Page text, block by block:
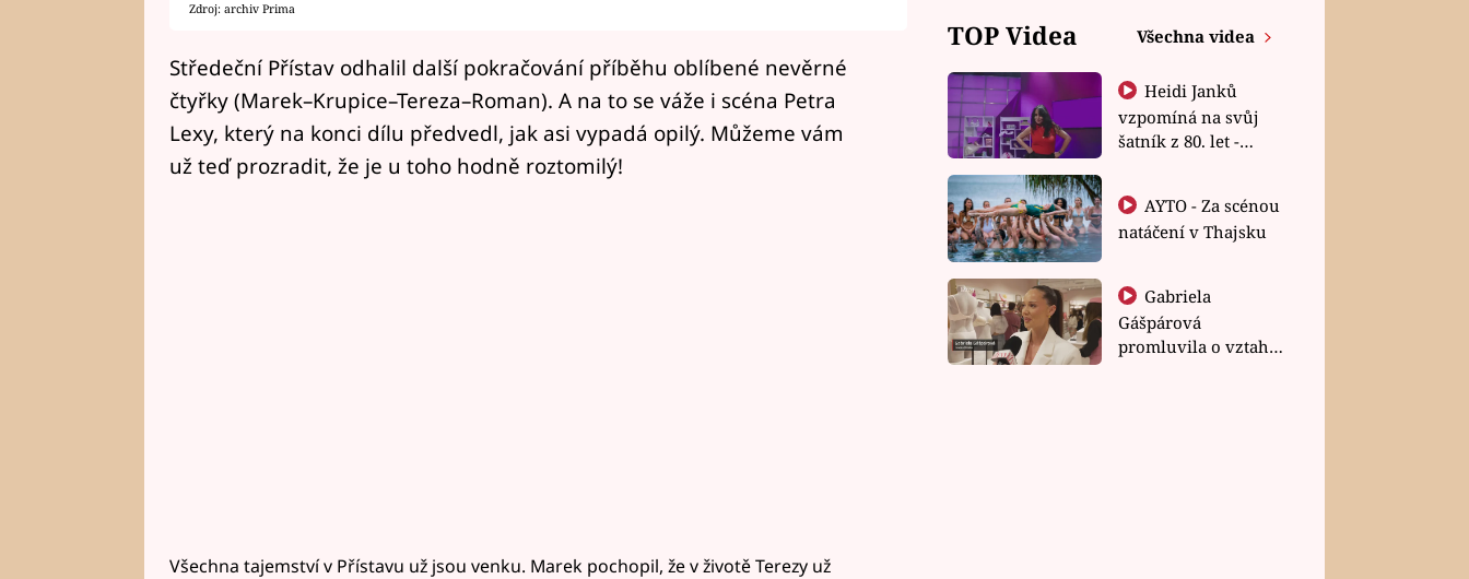
Zdroj: archiv Prima
Středeční Přístav odhalil další pokračování příběhu oblíbené nevěrné
čtyřky (Marek–Krupice–Tereza–Roman). A na to se váže i scéna Petra
Lexy, který na konci dílu předvedl, jak asi vypadá opilý. Můžeme vám
už teď prozradit, že je u toho hodně roztomilý!
Všechna tajemství v Přístavu už jsou venku. Marek pochopil, že v životě Terezy už
TOP Videa Všechna videa
Heidi Janků
vzpomíná na svůj
šatník z 80. let -
natáčení v Thajsku
Gabriela
Gášpárová
promluvila o vztahu